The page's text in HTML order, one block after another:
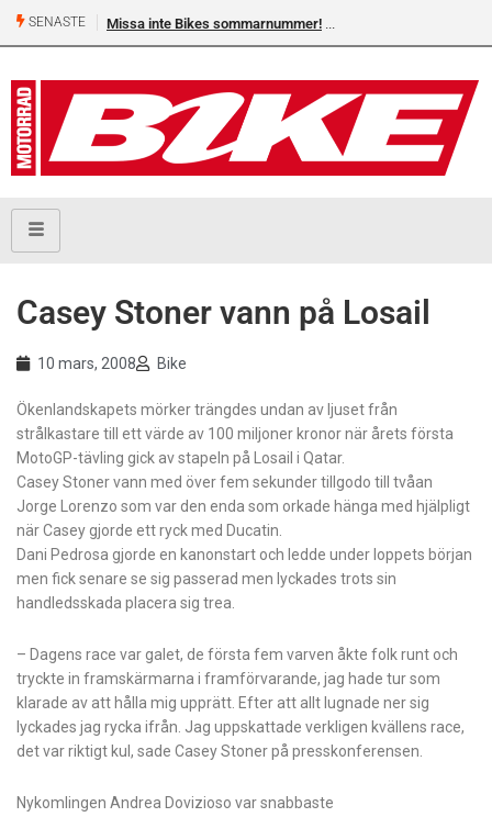
SENASTE Missa inte Bikes sommarnummer!
Casey Stoner vann på Losail
10 mars, 2008 Bike
Ökenlandskapets mörker trängdes undan av ljuset från
strålkastare till ett värde av 100 miljoner kronor när årets första
MotoGP-tävling gick av stapeln på Losail i Qatar.
Casey Stoner vann med över fem sekunder tillgodo till tvåan
Jorge Lorenzo som var den enda som orkade hänga med hjälpligt
när Casey gjorde ett ryck med Ducatin.
Dani Pedrosa gjorde en kanonstart och ledde under loppets början
men fick senare se sig passerad men lyckades trots sin
handledsskada placera sig trea.
– Dagens race var galet, de första fem varven åkte folk runt och
tryckte in framskärmarna i framförvarande, jag hade tur som
klarade av att hålla mig upprätt. Efter att allt lugnade ner sig
lyckades jag rycka ifrån. Jag uppskattade verkligen kvällens race,
det var riktigt kul, sade Casey Stoner på presskonferensen.
Nykomlingen Andrea Dovizioso var snabbaste